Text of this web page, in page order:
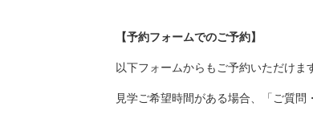
【予約フォームでのご予約】
以下フォームからもご予約いただけま
見学ご希望時間がある場合、「ご質問